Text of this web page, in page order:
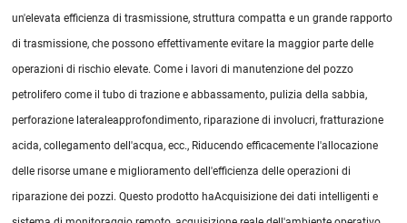
un'elevata efficienza di trasmissione, struttura compatta e un grande rapporto
di trasmissione, che possono effettivamente evitare la maggior parte delle
operazioni di rischio elevate. Come i lavori di manutenzione del pozzo
petrolifero come il tubo di trazione e abbassamento, pulizia della sabbia,
perforazione lateraleapprofondimento, riparazione di involucri, fratturazione
acida, collegamento dell'acqua, ecc., Riducendo efficacemente l'allocazione
delle risorse umane e miglioramento dell'efficienza delle operazioni di
riparazione dei pozzi. Questo prodotto haAcquisizione dei dati intelligenti e